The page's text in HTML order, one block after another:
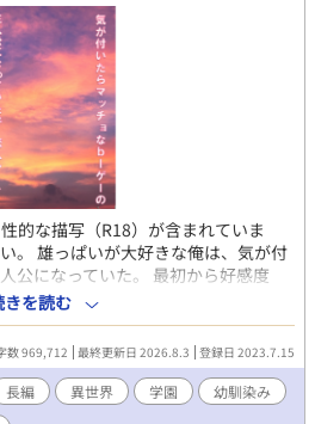
的な描写（R18）が含まれていま
。 雄っぱいが大好きな俺は、気が付
公になっていた。 最初から好感度
に迫られて正直心臓がもちそうもな
くれる幼なじみ、優しいイケオジの
チャイチャハーレムエンドを目指す
記本編後各キャラと恋人同士になっ
編未読でも楽しめる内容になってい
定なのでご注意ください。
きを読む
数 969,712 最終更新日 2026.8.3 登録日 2023.7.15
長編 異世界 学園
幼馴染み